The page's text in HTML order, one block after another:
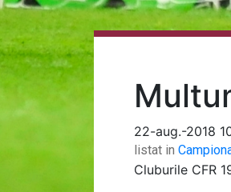
22-aug.-2018
listat in
Cluburile CFR